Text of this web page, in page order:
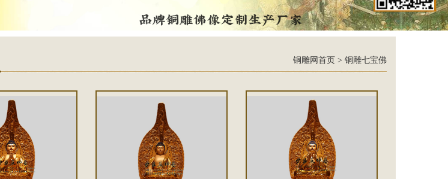
铜雕网首页 > 铜雕七宝佛